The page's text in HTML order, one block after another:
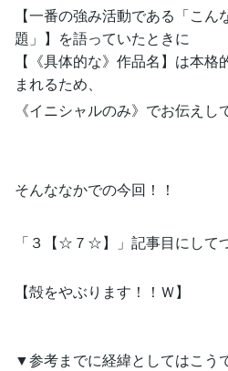
【一番の強み活動である「こ
題」】を語っていたときに
【《具体的な》作品名】は本格
まれるため、
《イニシャルのみ》でお伝えし
そんななかでの今回！！
「３【☆７☆】」記事目にして
【殻をやぶります！！Ｗ】
▼参考までに経緯としてはこう